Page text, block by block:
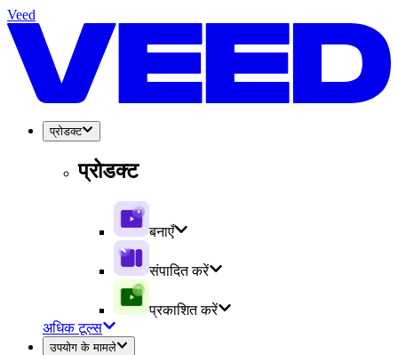
Veed
प्रोडक्ट
प्रोडक्ट
बनाएँ
संपादित करें
प्रकाशित करें
अधिक टूल्स
उपयोग के मामले